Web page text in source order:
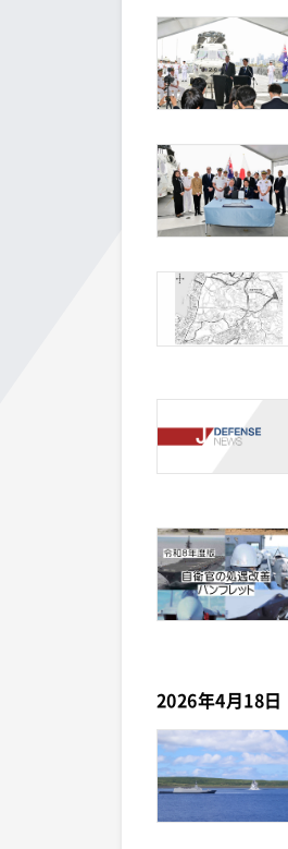
2026年4月18日